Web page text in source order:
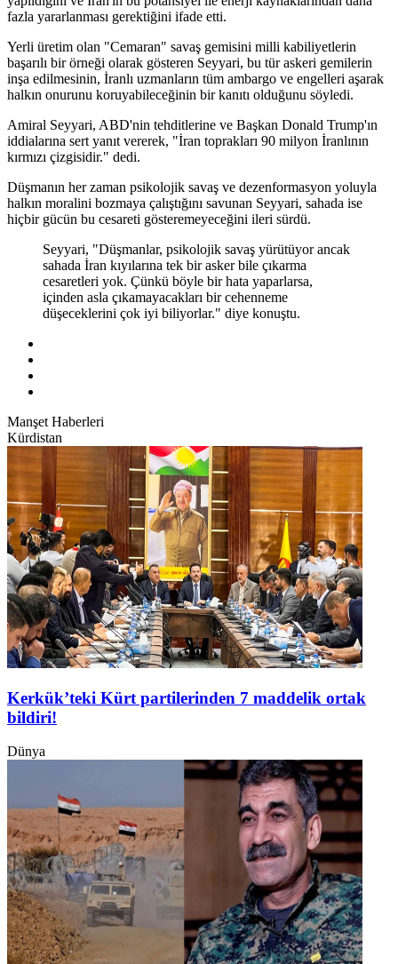
fazla yararlanması gerektiğini ifade etti.
Yerli üretim olan "Cemaran" savaş gemisini milli kabiliyetlerin
başarılı bir örneği olarak gösteren Seyyari, bu tür askeri gemilerin
inşa edilmesinin, İranlı uzmanların tüm ambargo ve engelleri aşarak
halkın onurunu koruyabileceğinin bir kanıtı olduğunu söyledi.
Amiral Seyyari, ABD'nin tehditlerine ve Başkan Donald Trump'ın
iddialarına sert yanıt vererek, "İran toprakları 90 milyon İranlının
kırmızı çizgisidir." dedi.
Düşmanın her zaman psikolojik savaş ve dezenformasyon yoluyla
halkın moralini bozmaya çalıştığını savunan Seyyari, sahada ise
hiçbir gücün bu cesareti gösteremeyeceğini ileri sürdü.
Seyyari, "Düşmanlar, psikolojik savaş yürütüyor ancak
sahada İran kıyılarına tek bir asker bile çıkarma
cesaretleri yok. Çünkü böyle bir hata yaparlarsa,
içinden asla çıkamayacakları bir cehenneme
düşeceklerini çok iyi biliyorlar." diye konuştu.
Manşet Haberleri
Kürdistan
Kerkük’teki Kürt partilerinden 7 maddelik ortak
bildiri!
Dünya